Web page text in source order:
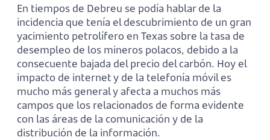
En tiempos de Debreu se podía hablar de la
incidencia que tenía el descubrimiento de un gran
yacimiento petrolífero en Texas sobre la tasa de
desempleo de los mineros polacos, debido a la
consecuente bajada del precio del carbón. Hoy el
impacto de internet y de la telefonía móvil es
mucho más general y afecta a muchos más
campos que los relacionados de forma evidente
con las áreas de la comunicación y de la
distribución de la información.